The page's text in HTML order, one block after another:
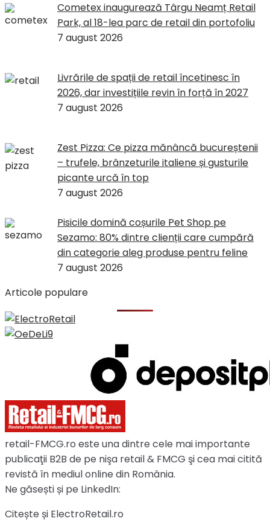
Cometex inaugurează Târgu Neamț Retail
Park, al 18-lea parc de retail din portofoliu
7 august 2026
Livrările de spații de retail încetinesc în
2026, dar investițiile revin în forță în 2027
7 august 2026
Zest Pizza: Ce pizza mănâncă bucureștenii
– trufele, brânzeturile italiene și gusturile
picante urcă în top
7 august 2026
Pisicile domină coșurile Pet Shop pe
Sezamo: 80% dintre clienții care cumpără
din categorie aleg produse pentru feline
7 august 2026
Articole populare
retail-FMCG.ro este una dintre cele mai importante
publicaţii B2B de pe nişa retail & FMCG şi cea mai citită
revistă în mediul online din România.
Ne găsești și pe LinkedIn:
Citește și ElectroRetail.ro